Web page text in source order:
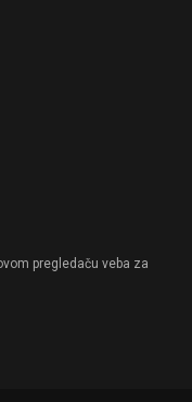
pregledaču veba za